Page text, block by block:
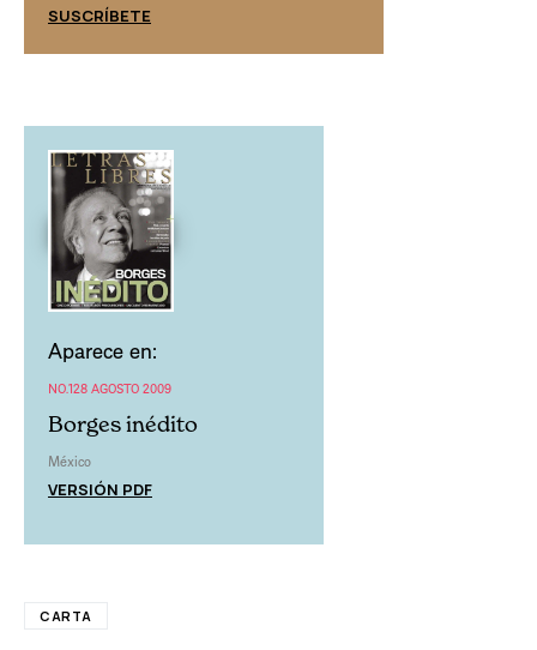
SUSCRÍBETE
Aparece en:
NO.128 AGOSTO 2009
Borges inédito
México
VERSIÓN PDF
CARTA